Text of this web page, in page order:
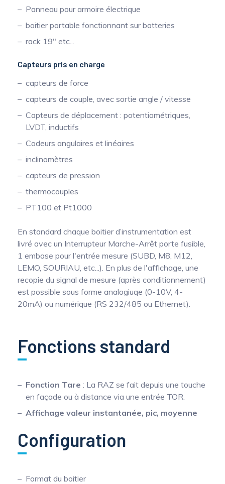
Panneau pour armoire électrique
boitier portable fonctionnant sur batteries
rack 19" etc...
Capteurs pris en charge
capteurs de force
capteurs de couple, avec sortie angle / vitesse
Capteurs de déplacement : potentiométriques,
LVDT, inductifs
Codeurs angulaires et linéaires
inclinomètres
capteurs de pression
thermocouples
PT100 et Pt1000
En standard chaque boitier d’instrumentation est
livré avec un Interrupteur Marche-Arrêt porte fusible,
1 embase pour l'entrée mesure (SUBD, M8, M12,
LEMO, SOURIAU, etc...). En plus de l'affichage, une
recopie du signal de mesure (après conditionnement)
est possible sous forme analogiuqe (0-10V, 4-
20mA) ou numérique (RS 232/485 ou Ethernet).
Fonctions standard
Fonction Tare : La RAZ se fait depuis une touche
en façade ou à distance via une entrée TOR.
Affichage valeur instantanée, pic, moyenne
Configuration
Format du boitier